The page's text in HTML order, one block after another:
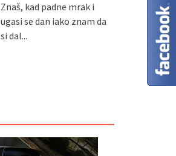
Znaš, kad padne mrak i
ugasi se dan iako znam da
si dal...